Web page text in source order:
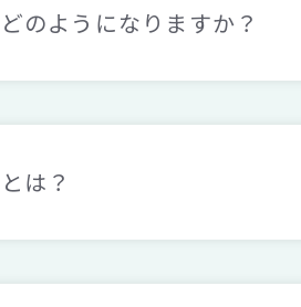
のようになりますか？
は？